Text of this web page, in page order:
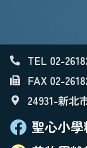
TEL 02-
FAX 02-
24931-新北
聖心小